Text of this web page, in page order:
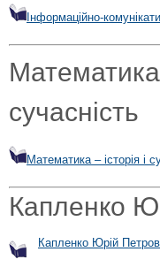
Інформаційно-
Математика
сучасність
Математика – історія і
Капленко
Капленко Юрій